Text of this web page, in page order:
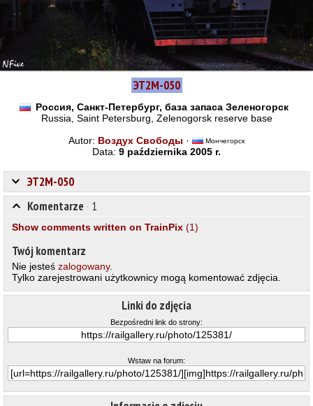
ЭТ2М-050
Россия, Санкт-Петербург, база запаса Зеленогорск
Russia, Saint Petersburg, Zelenogorsk reserve base
Autor: Воздух Свободы · Мончегорск
Data: 9 października 2005 r.
Linki do zdjęcia
Bezpośredni link do strony:
Wstaw na forum:
ЭТ2М-050
Komentarze · 1
Show comments written on TrainPix (1)
Twój komentarz
Nie jesteś zalogowany.
Tylko zarejestrowani użytkownicy mogą komentować zdjęcia.